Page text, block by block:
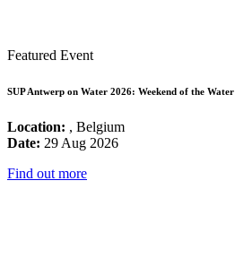
Featured Event
SUP Antwerp on Water 2026: Weekend of the Water
Location: , Belgium
Date: 29 Aug 2026
Find out more